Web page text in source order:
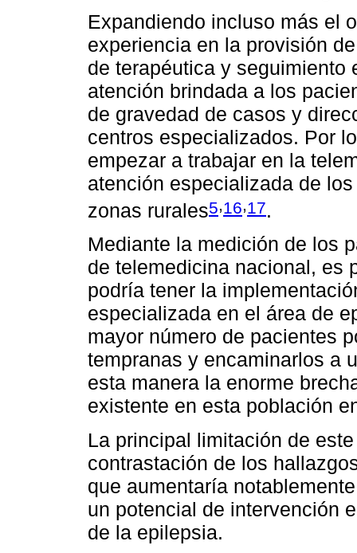
Expandiendo incluso más el
experiencia en la provisión
de terapéutica y
atención brindada a los
de gravedad de casos y
centros especializados. Por
empezar a trabajar en la
atención especializada de
zonas rurales5,16,17.
Mediante la medición de los
de telemedicina nacional, es
podría tener la
especializada en el área de
mayor número de pacientes
tempranas y encaminarlos a
esta manera la enorme
existente en esta población
La principal limitación de
contrastación de los
que aumentaría
un potencial de intervención
de la epilepsia.